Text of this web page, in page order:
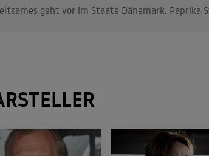
geht vor im Staate Dänemark: Paprika